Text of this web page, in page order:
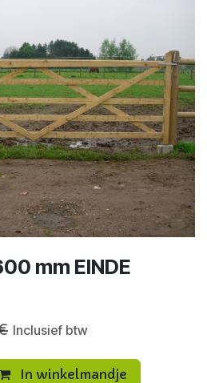
mm EINDE
Inclusief btw
In winkelmandje